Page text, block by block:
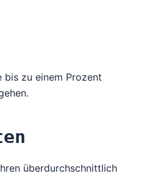
bis zu einem Prozent
überdurchschnittlich